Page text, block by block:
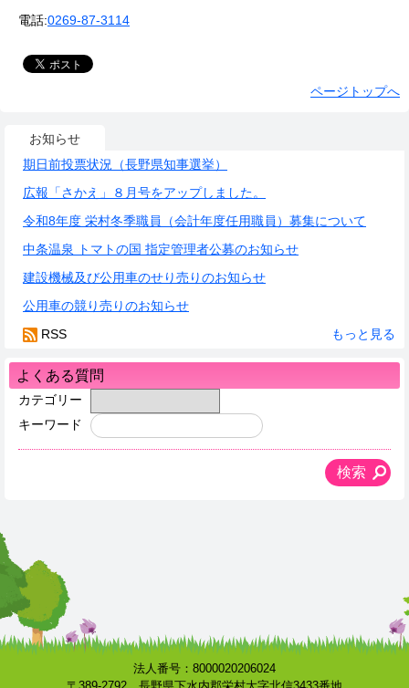
電話:0269-87-3114
ページトップへ
お知らせ
期日前投票状況（長野県知事選挙）
広報「さかえ」８月号をアップしました。
令和8年度 栄村冬季職員（会計年度任用職員）募集について
中条温泉 トマトの国 指定管理者公募のお知らせ
建設機械及び公用車のせり売りのお知らせ
公用車の競り売りのお知らせ
もっと見る
RSS
よくある質問
カテゴリー
キーワード
法人番号：8000020206024